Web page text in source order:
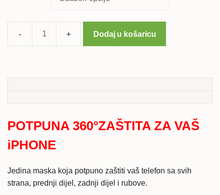
Maska
3u1
plus/6s
Dodaj u košaricu
POTPUNA 360°ZAŠTITA ZA VAŠ
iPHONE
Jedina maska koja potpuno zaštiti vaš telefon sa svih
strana, prednji dijel, zadnji dijel i rubove.